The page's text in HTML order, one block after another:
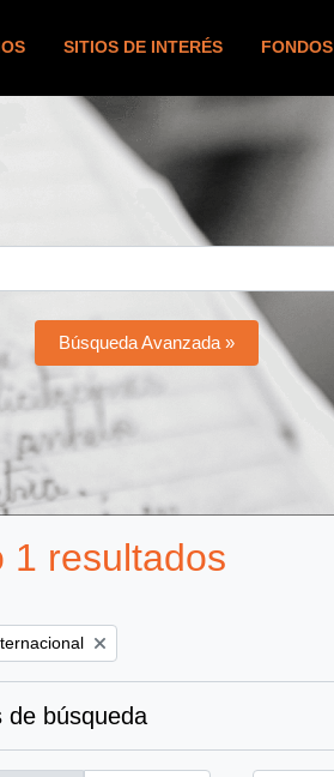
SITIOS DE INTERÉS FONDOS
Búsqueda Avanzada »
1 resultados
de búsqueda